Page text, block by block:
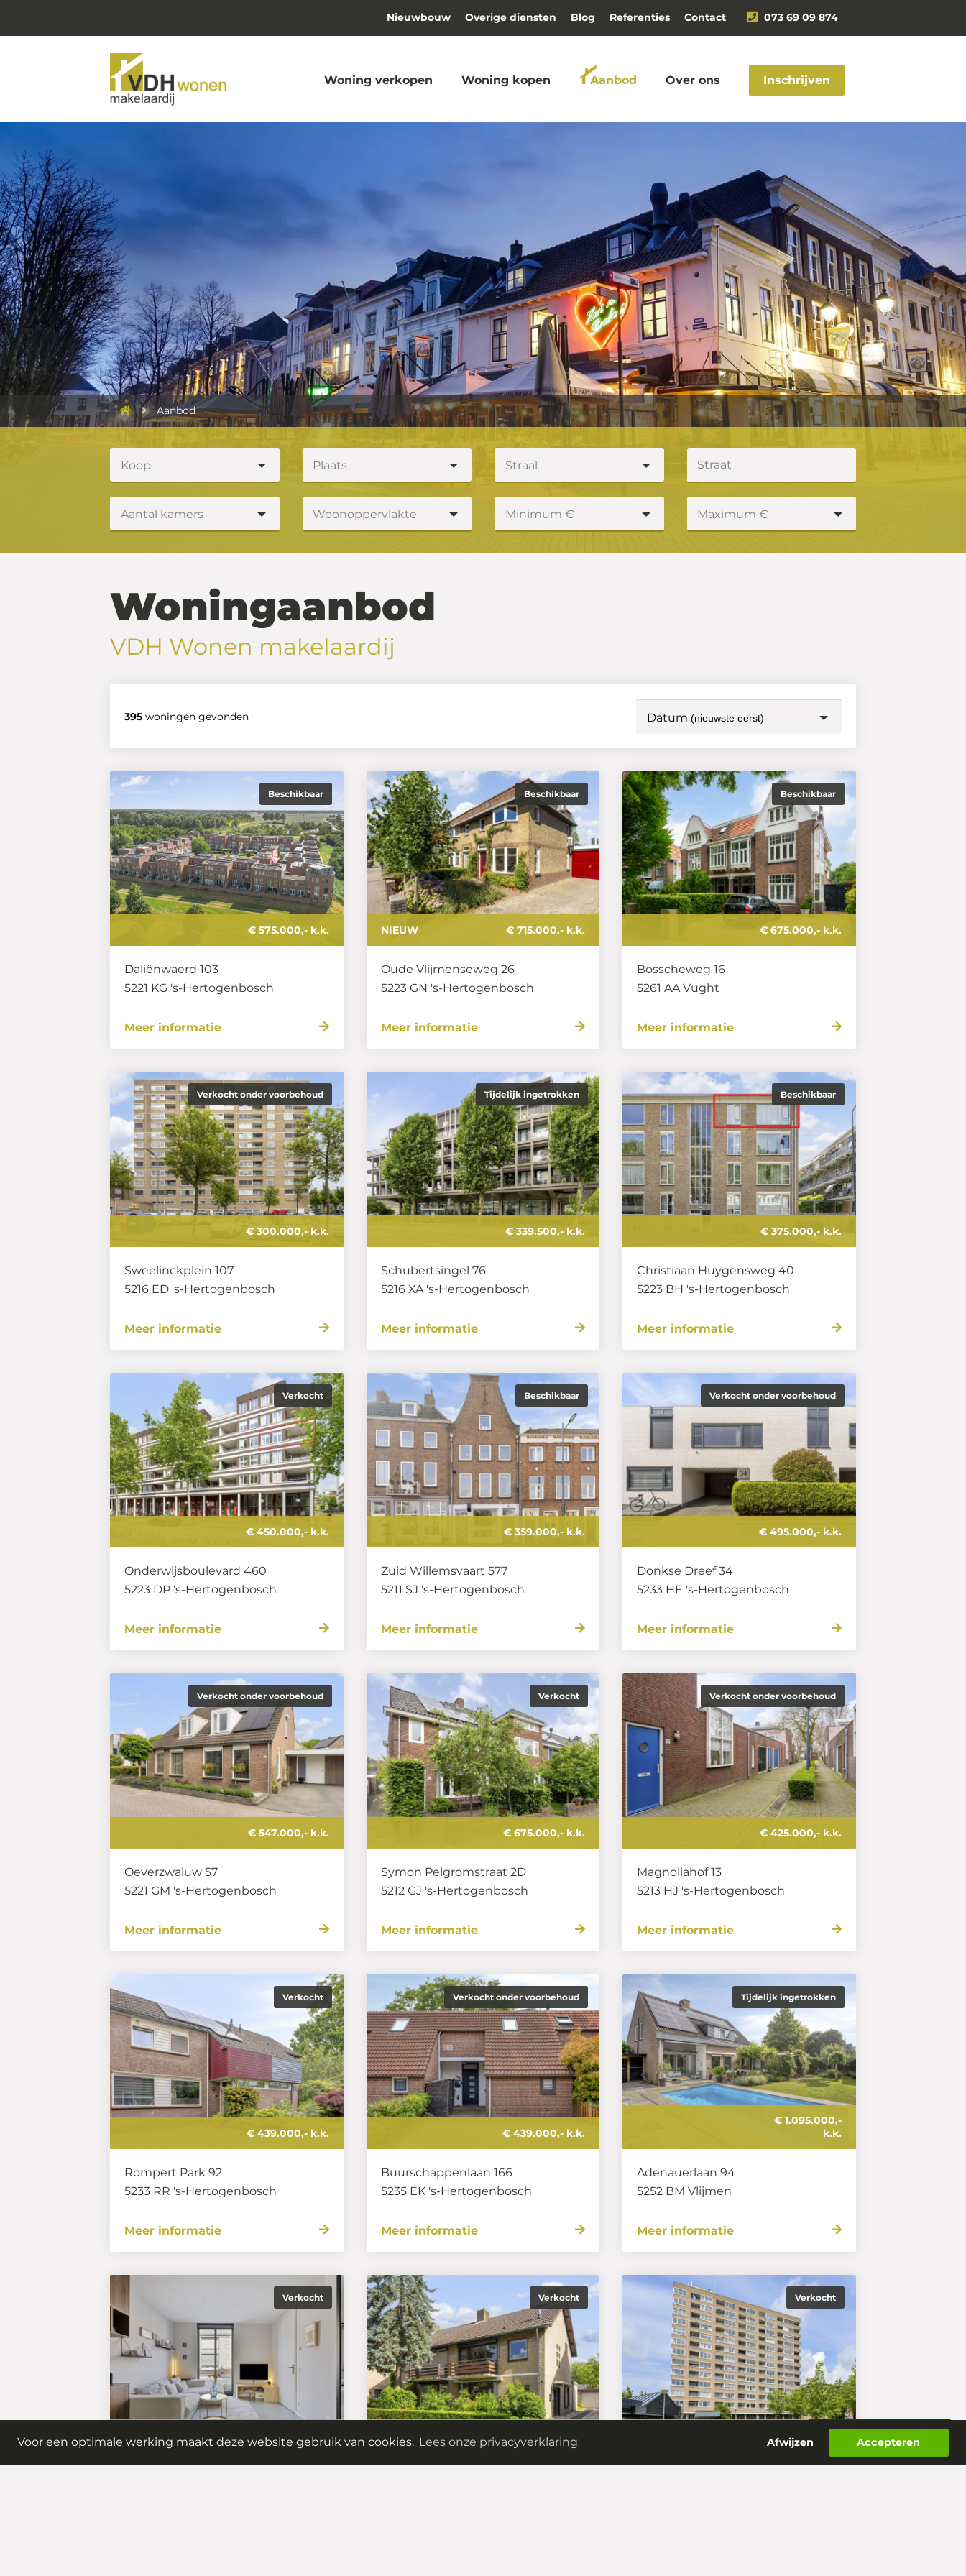
Voor een optimale werking maakt deze website gebruik van cookies. Lees onze privacyverklaring Afwijzen Accepteren
Nieuwbouw Overige diensten Blog Referenties Contact 073 69 09 874
Woning verkopen Woning kopen Aanbod Over ons Inschrijven
Aanbod
Koop Plaats Straal
Aantal kamers Woonoppervlakte Minimum € Maximum €
Woningaanbod
VDH Wonen makelaardij
395 woningen gevonden Datum (nieuwste eerst)
Beschikbaar
€ 575.000,- k.k.
Daliënwaerd 103
5221 KG 's-Hertogenbosch
Meer informatie
Beschikbaar
NIEUW € 715.000,- k.k.
Oude Vlijmenseweg 26
5223 GN 's-Hertogenbosch
Meer informatie
Beschikbaar
€ 675.000,- k.k.
Bosscheweg 16
5261 AA Vught
Meer informatie
Verkocht onder voorbehoud
€ 300.000,- k.k.
Sweelinckplein 107
5216 ED 's-Hertogenbosch
Meer informatie
Tijdelijk ingetrokken
€ 339.500,- k.k.
Schubertsingel 76
5216 XA 's-Hertogenbosch
Meer informatie
Beschikbaar
€ 375.000,- k.k.
Christiaan Huygensweg 40
5223 BH 's-Hertogenbosch
Meer informatie
Verkocht
€ 450.000,- k.k.
Onderwijsboulevard 460
5223 DP 's-Hertogenbosch
Meer informatie
Beschikbaar
€ 359.000,- k.k.
Zuid Willemsvaart 577
5211 SJ 's-Hertogenbosch
Meer informatie
Verkocht onder voorbehoud
€ 495.000,- k.k.
Donkse Dreef 34
5233 HE 's-Hertogenbosch
Meer informatie
Verkocht onder voorbehoud
€ 547.000,- k.k.
Oeverzwaluw 57
5221 GM 's-Hertogenbosch
Meer informatie
Verkocht
€ 675.000,- k.k.
Symon Pelgromstraat 2D
5212 GJ 's-Hertogenbosch
Meer informatie
Verkocht onder voorbehoud
€ 425.000,- k.k.
Magnoliahof 13
5213 HJ 's-Hertogenbosch
Meer informatie
Verkocht
€ 439.000,- k.k.
Rompert Park 92
5233 RR 's-Hertogenbosch
Meer informatie
Verkocht onder voorbehoud
€ 439.000,- k.k.
Buurschappenlaan 166
5235 EK 's-Hertogenbosch
Meer informatie
Tijdelijk ingetrokken
€ 1.095.000,-
k.k.
Adenauerlaan 94
5252 BM Vlijmen
Meer informatie
Verkocht Verkocht Verkocht
€ 289.500,- k.k.